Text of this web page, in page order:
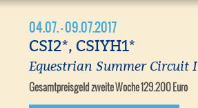
04.07. - 09.07.2017
CSI2*, CSIYH1*
Equestrian Summer Circuit I
Gesamtpreisgeld zweite Woche 129.200 Euro